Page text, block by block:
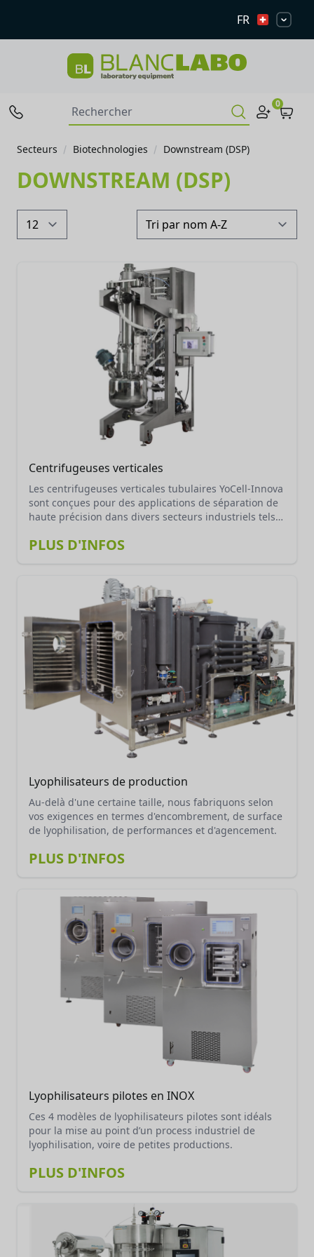
FR
0
Downstream (DSP)
Biotechnologies
Secteurs
DOWNSTREAM (DSP)
Centrifugeuses verticales
Les centrifugeuses verticales tubulaires YoCell-Innova
sont conçues pour des applications de séparation de
haute précision dans divers secteurs industriels tels
centrifugeuses tubulaires sont idéales pour traiter
phases solides et liquides. Leur conception robuste
permet de traiter des volumes importants tout en
assurant une maintenance facile. La gamme YoCell
offre différentes capacités pour répondre aux besoins
spécifiques des laboratoires et des unités de
production à grande échelle.
PLUS D'INFOS
Lyophilisateurs de production
Au-delà d'une certaine taille, nous fabriquons selon
vos exigences en termes d'encombrement, de surface
de lyophilisation, de performances et d'agencement.
PLUS D'INFOS
Lyophilisateurs pilotes en INOX
Ces 4 modèles de lyophilisateurs pilotes sont idéals
pour la mise au point d’un process industriel de
lyophilisation, voire de petites productions.
PLUS D'INFOS